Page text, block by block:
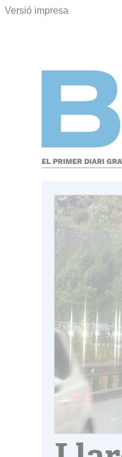
Versió impresa